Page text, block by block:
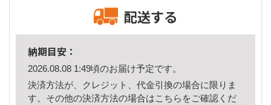
配送する
納期目安：
2026.08.08 1:49頃のお届け予定です。
決済方法が、クレジット、代金引換の場合に限りま
す。その他の決済方法の場合はこちら をご確認くだ